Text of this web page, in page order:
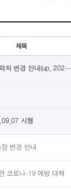
제목
처 변경 안내(up. 202…
시행
변경 안내
코로나-19 예방 대책